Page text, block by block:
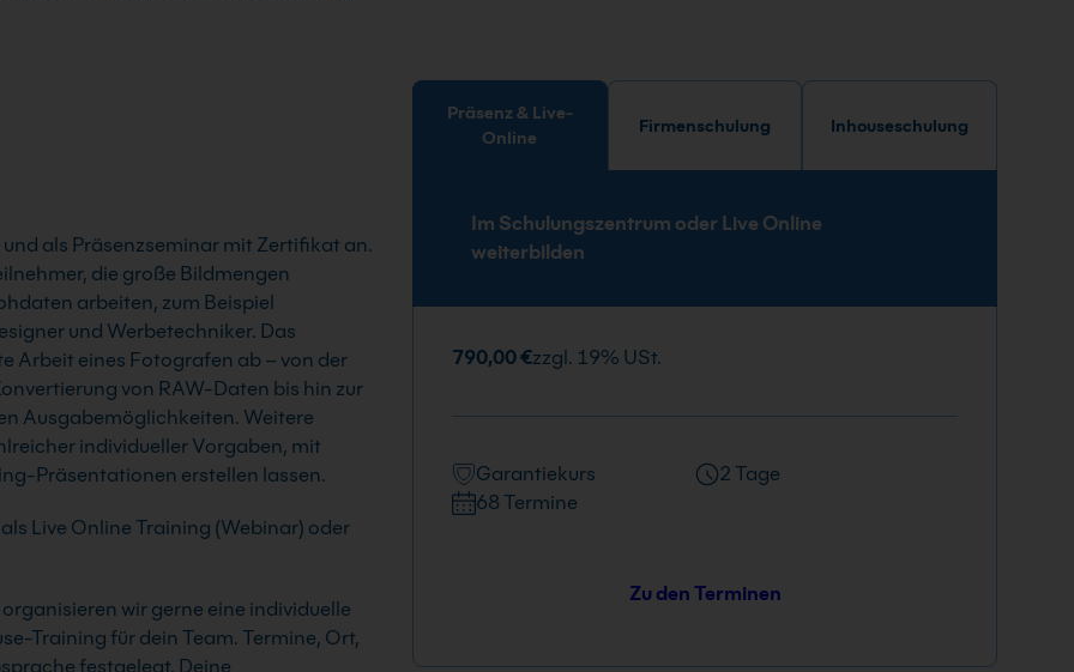
Präsenz & Live-
Online
Firmenschulung Inhouseschulung
Im Schulungszentrum oder Live Online
weiterbilden
790,00 €zzgl. 19% USt.
Garantiekurs
2 Tage
68 Termine
Zu den Terminen
als Präsenzseminar mit Zertifikat an.
die große Bildmengen
arbeiten, zum Beispiel
und Werbetechniker. Das
Arbeit eines Fotografen ab – von der
von RAW-Daten bis hin zur
Ausgabemöglichkeiten. Weitere
individueller Vorgaben, mit
Präsentationen erstellen lassen.
Live Online Training (Webinar) oder
wir gerne eine individuelle
Training für dein Team. Termine, Ort,
festgelegt. Deine